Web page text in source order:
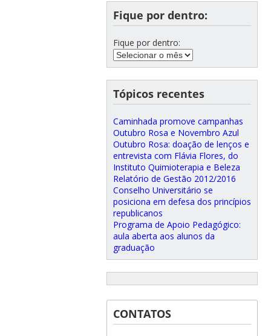
Fique por dentro:
Fique por dentro:
Tópicos recentes
Caminhada promove campanhas
Outubro Rosa e Novembro Azul
Outubro Rosa: doação de lenços e
entrevista com Flávia Flores, do
Instituto Quimioterapia e Beleza
Relatório de Gestão 2012/2016
Conselho Universitário se
posiciona em defesa dos princípios
republicanos
Programa de Apoio Pedagógico:
aula aberta aos alunos da
graduação
CONTATOS